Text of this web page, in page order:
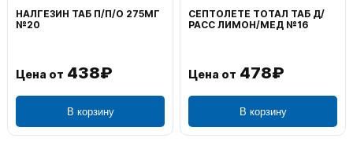
НАЛГЕЗИН ТАБ П/П/О 275МГ
№20
Цена от 438₽
В корзину
СЕПТОЛЕТЕ ТОТАЛ ТАБ Д/
РАСС ЛИМОН/МЕД №16
Цена от 478₽
В корзину